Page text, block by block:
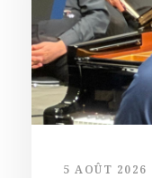
5 AOÛT 2026